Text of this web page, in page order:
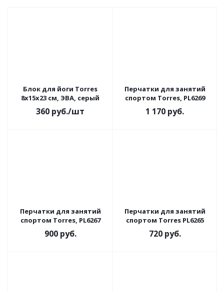
Блок для йоги Torres
8x15x23 см, ЭВА, серый
360 руб./шт
Перчатки для занятий
спортом Torres, PL6269
1 170 руб.
Перчатки для занятий
спортом Torres, PL6267
900руб.
Перчатки для занятий
спортом Torres PL6265
720руб.